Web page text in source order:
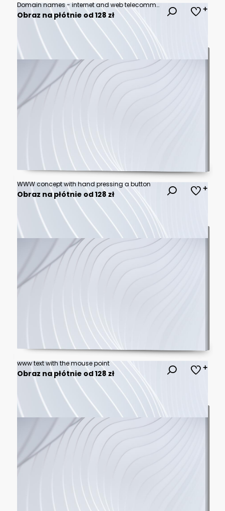
Domain names - internet and web telecommunication concept. 3d rendering
Obraz na płótnie od 128 zł
WWW concept with hand pressing a button
Obraz na płótnie od 128 zł
www text with the mouse point
Obraz na płótnie od 128 zł